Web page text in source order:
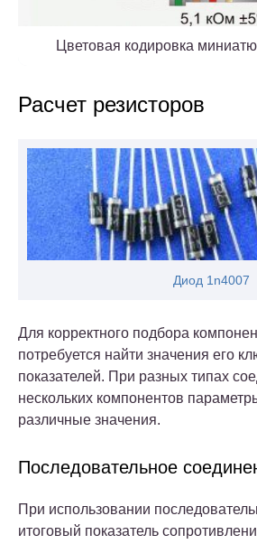
Цветовая кодировка
Расчет резисторов
Диод 1n4007
Для корректного подбора
потребуется найти значения его
показателей. При разных типах
нескольких компонентов
различные значения.
Последовательное
При использовании
итоговый показатель